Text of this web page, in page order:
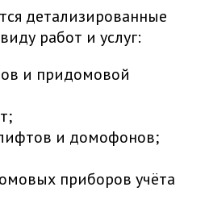
детализированные
работ и услуг:
и придомовой
и домофонов;
приборов учёта